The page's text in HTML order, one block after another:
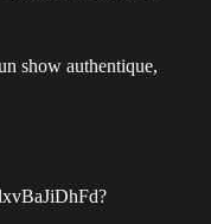
show authentique,